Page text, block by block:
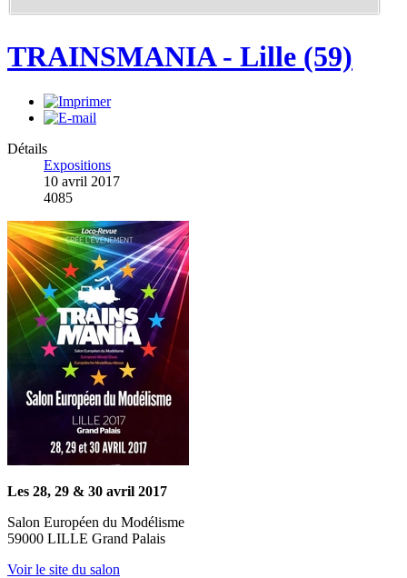
TRAINSMANIA - Lille (59)
Détails
Expositions
10 avril 2017
4085
Les 28, 29 & 30 avril 2017
Salon Européen du Modélisme
59000 LILLE Grand Palais
Voir le site du salon